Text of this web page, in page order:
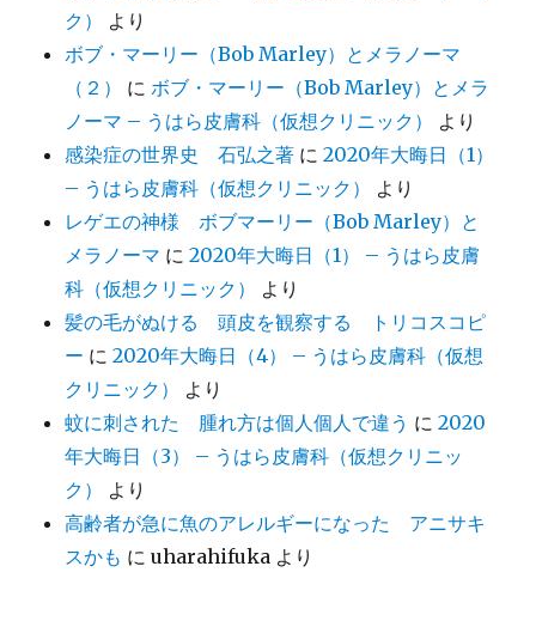
ク）
より
ボブ・マーリー（Bob Marley）とメラノーマ
（２）
に ボブ・マーリー（Bob Marley）とメラ
ノーマ – うはら皮膚科（仮想クリニック）
より
感染症の世界史 石弘之著 に2020年大晦日（1）
– うはら皮膚科（仮想クリニック）
より
レゲエの神様 ボブマーリー（Bob Marley）と
メラノーマ に2020年大晦日（1） – うはら皮膚
科（仮想クリニック）
より
髪の毛がぬける 頭皮を観察する トリコスコピ
ー に2020年大晦日（4） – うはら皮膚科（仮想
クリニック）
より
蚊に刺された 腫れ方は個人個人で違う に2020
年大晦日（3） – うはら皮膚科（仮想クリニッ
ク）
より
高齢者が急に魚のアレルギーになった アニサキ
スかも にuharahifuka より